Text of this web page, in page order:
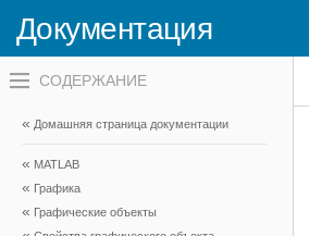
Документация
Переключатель
навигационного
вне
холста
навигационного
меню
холста
Домашняя страница документации
MATLAB
Графика
Графические объекты